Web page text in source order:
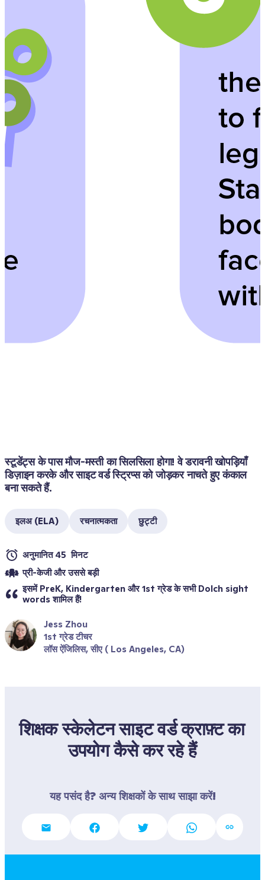
स्टूडेंट्स के पास मौज-मस्ती का सिलसिला होगा! वे डरावनी खोपड़ियाँ
डिज़ाइन करके और साइट वर्ड स्ट्रिप्स को जोड़कर नाचते हुए कंकाल
बना सकते हैं.
इलअ (ELA) रचनात्मकता छुट्टी
अनुमानित 45  मिनट
प्री-केजी और उससे बड़ी
इसमें PreK, Kindergarten और 1st ग्रेड के सभी Dolch sight
words शामिल हैं!
Jess Zhou
1st ग्रेड टीचर
लॉस ऐंजिलिस, सीए ( Los Angeles, CA)
शिक्षक स्केलेटन साइट वर्ड क्राफ़्ट का
उपयोग कैसे कर रहे हैं
यह पसंद है? अन्य शिक्षकों के साथ साझा करें!